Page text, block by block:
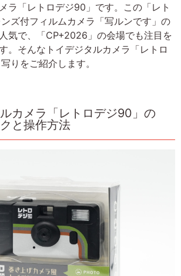
ラ「レトロデジ90」です。この「レト
ズ付フィルムカメラ「写ルンです」の
気で、「CP+2026」の会場でも注目を
。そんなトイデジタルカメラ「レトロ
りをご紹介します。
カメラ「レトロデジ90」の
と操作方法